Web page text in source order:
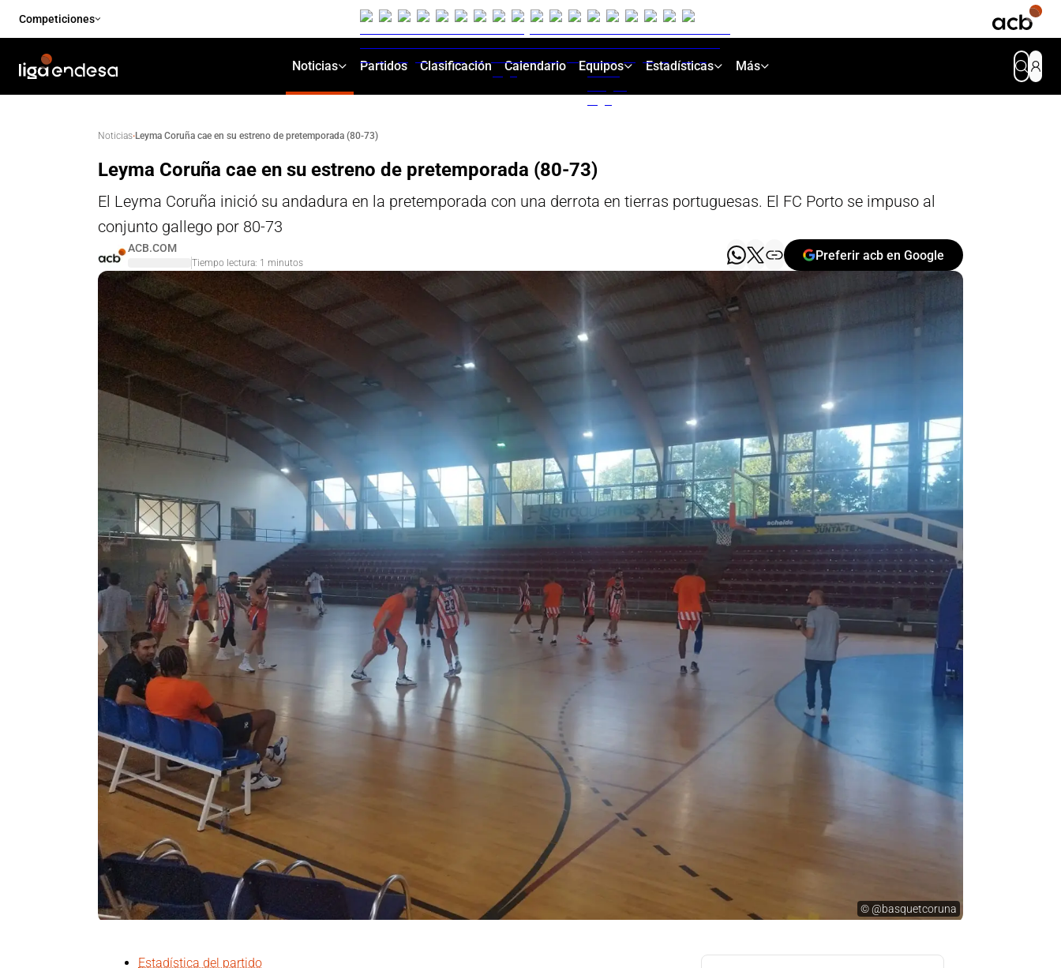
Competiciones
Noticias Partidos Clasificación Calendario Equipos Estadísticas Más
Noticias·Leyma Coruña cae en su estreno de pretemporada (80-73)
Leyma Coruña cae en su estreno de pretemporada (80-73)
El Leyma Coruña inició su andadura en la pretemporada con una derrota en tierras portuguesas. El FC Porto se impuso al
conjunto gallego por 80-73
ACB.COM
Tiempo lectura: 1 minutos
Preferir acb en Google
©@basquetcoruna
Estadística del partido